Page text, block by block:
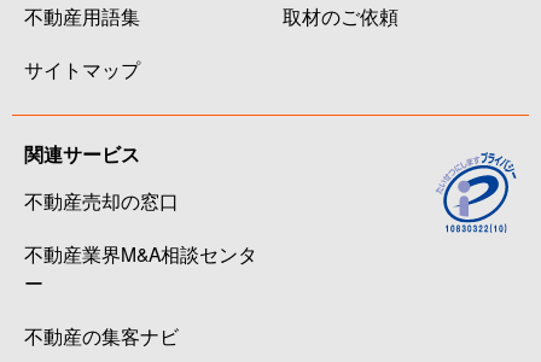
不動産用語集
サイトマップ
取材のご依頼
関連サービス
不動産売却の窓口
不動産業界M&A相談センタ
ー
不動産の集客ナビ